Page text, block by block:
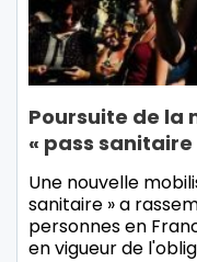
Poursuite de la
« pass sanitaire
Une nouvelle
sanitaire » a
personnes en
en vigueur de